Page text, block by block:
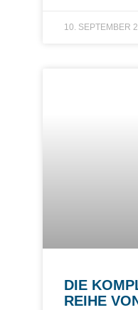
10. SEPTEMBER
DIE
REIHE